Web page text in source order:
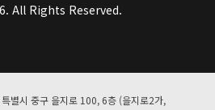
All Rights Reserved.
별시 중구 을지로 100, 6층 (을지로2가,